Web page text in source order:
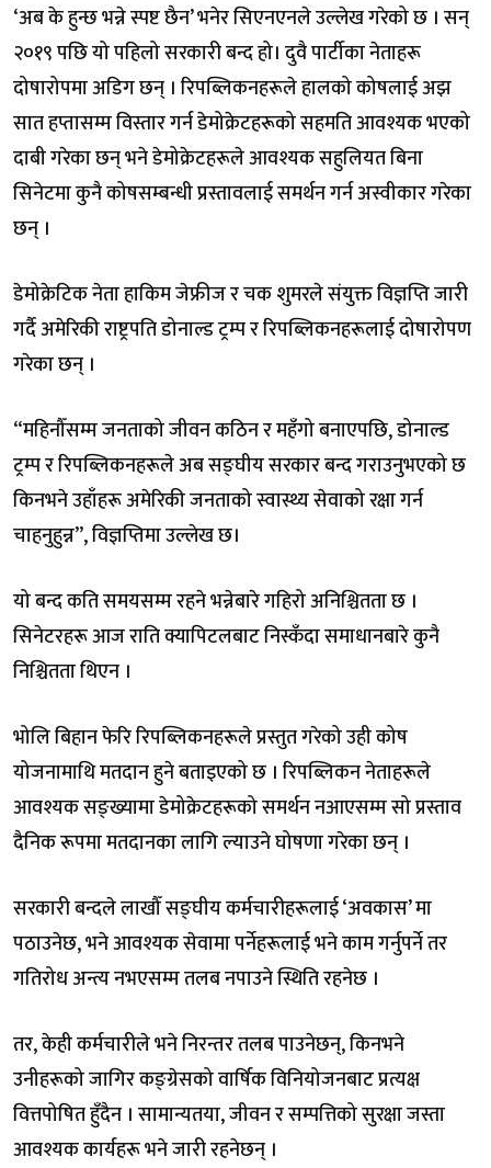
‘अब के हुन्छ भन्ने स्पष्ट छैन’ भनेर सिएनएनले उल्लेख गरेको छ । सन्
२०१९ पछि यो पहिलो सरकारी बन्द हो। दुवै पार्टीका नेताहरू
दोषारोपमा अडिग छन् । रिपब्लिकनहरूले हालको कोषलाई अझ
सात हप्तासम्म विस्तार गर्न डेमोक्रेटहरूको सहमति आवश्यक भएको
दाबी गरेका छन् भने डेमोक्रेटहरूले आवश्यक सहुलियत बिना
सिनेटमा कुनै कोषसम्बन्धी प्रस्तावलाई समर्थन गर्न अस्वीकार गरेका
छन् ।
डेमोक्रेटिक नेता हाकिम जेफ्रीज र चक शुमरले संयुक्त विज्ञप्ति जारी
गर्दै अमेरिकी राष्ट्रपति डोनाल्ड ट्रम्प र रिपब्लिकनहरूलाई दोषारोपण
गरेका छन् ।
“महिनौँसम्म जनताको जीवन कठिन र महँगो बनाएपछि, डोनाल्ड
ट्रम्प र रिपब्लिकनहरूले अब सङ्घीय सरकार बन्द गराउनुभएको छ
किनभने उहाँहरू अमेरिकी जनताको स्वास्थ्य सेवाको रक्षा गर्न
चाहनुहुन्न”, विज्ञप्तिमा उल्लेख छ।
यो बन्द कति समयसम्म रहने भन्नेबारे गहिरो अनिश्चितता छ ।
सिनेटरहरू आज राति क्यापिटलबाट निस्कँदा समाधानबारे कुनै
निश्चितता थिएन ।
भोलि बिहान फेरि रिपब्लिकनहरूले प्रस्तुत गरेको उही कोष
योजनामाथि मतदान हुने बताइएको छ । रिपब्लिकन नेताहरूले
आवश्यक सङ्ख्यामा डेमोक्रेटहरूको समर्थन नआएसम्म सो प्रस्ताव
दैनिक रूपमा मतदानका लागि ल्याउने घोषणा गरेका छन् ।
सरकारी बन्दले लाखौँ सङ्घीय कर्मचारीहरूलाई ‘अवकास’ मा
पठाउनेछ, भने आवश्यक सेवामा पर्नेहरूलाई भने काम गर्नुपर्ने तर
गतिरोध अन्त्य नभएसम्म तलब नपाउने स्थिति रहनेछ ।
तर, केही कर्मचारीले भने निरन्तर तलब पाउनेछन्, किनभने
उनीहरूको जागिर कङ्ग्रेसको वार्षिक विनियोजनबाट प्रत्यक्ष
वित्तपोषित हुँदैन । सामान्यतया, जीवन र सम्पत्तिको सुरक्षा जस्ता
आवश्यक कार्यहरू भने जारी रहनेछन् ।